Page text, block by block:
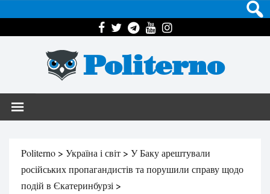
Politerno
Politerno > Україна і світ > У Баку арештували
російських пропагандистів та порушили справу щодо
подій в Єкатеринбурзі >